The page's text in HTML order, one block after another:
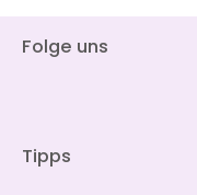
Folge uns
Tipps